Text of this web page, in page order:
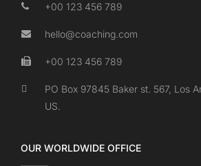
+00 123 456 789
hello@coaching.com
+00 123 456 789
PO Box 97845 Baker st. 567, Los
US.
OUR WORLDWIDE OFFICE